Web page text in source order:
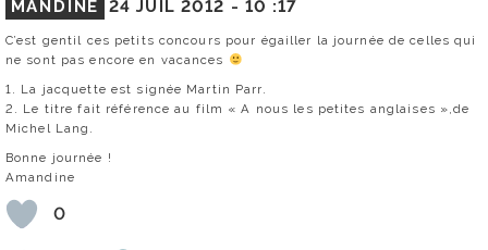
MANDINE 24 JUIL 2012 - 10 :17
C’est gentil ces petits concours pour égailler la journée de celles qui
ne sont pas encore en vacances
1. La jacquette est signée Martin Parr.
2. Le titre fait référence au film « A nous les petites anglaises »,de
Michel Lang.
Bonne journée !
Amandine
0